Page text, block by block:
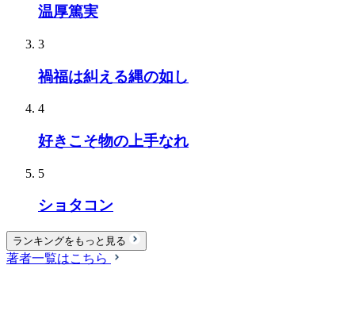
温厚篤実
3
禍福は糾える縄の如し
4
好きこそ物の上手なれ
5
ショタコン
ランキングをもっと見る
著者一覧はこちら